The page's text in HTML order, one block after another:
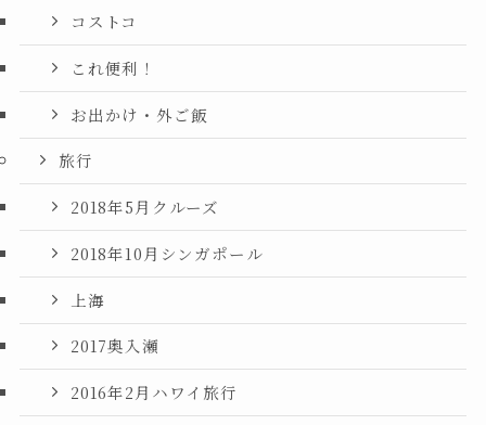
コストコ
これ便利！
お出かけ・外ご飯
旅行
2018年5月クルーズ
2018年10月シンガポール
上海
2017奥入瀬
2016年2月ハワイ旅行